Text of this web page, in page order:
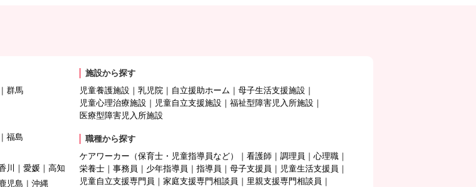
群馬
福島
川 愛媛
高知
児島 沖縄
施設から探す
児童養護施設
乳児院 自立援助ホーム
母子生活支援施設
児童心理治療施設
児童自立支援施設
福祉型障害児入所施設
医療型障害児入所施設
職種から探す
ケアワーカー（保育士・児童指導員など）
看護師 調理員
心理職
栄養士
事務員 少年指導員 指導員 母子支援員
児童生活支援員
児童自立支援専門員
家庭支援専門相談員
里親支援専門相談員